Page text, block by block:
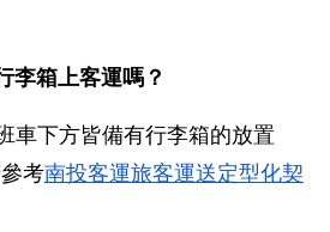
李箱上客運嗎？
車下方皆備有行李箱的放置
考南投客運旅客運送定型化契